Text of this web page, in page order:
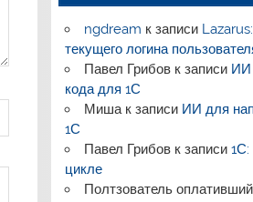
ngdream к записи
текущего логина
Павел Грибов к записи ИИ
кода для 1С
Мишак записи ИИ для
1С
Павел Грибов к записи1С:
цикле
Полтзователь